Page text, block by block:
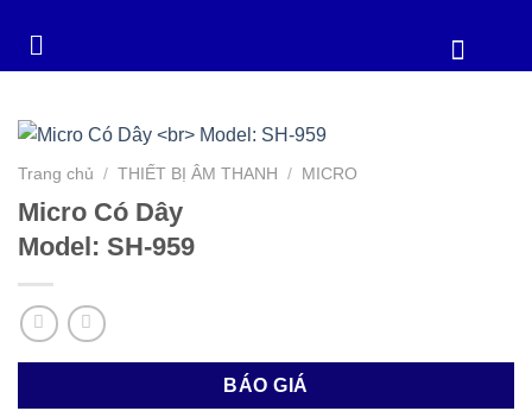
Trang chủ / THIẾT BỊ ÂM THANH / MICRO
Micro Có Dây
Model: SH-959
BÁO GIÁ